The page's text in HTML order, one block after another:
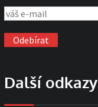
Další odkazy